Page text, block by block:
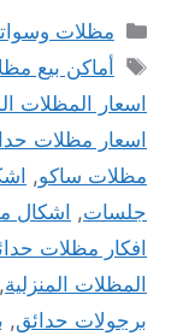
التصنيفات
مظلات
الوسوم
أماكن بيع
اسعار المظلات
اسعار مظلات
مظلات ساكو,
جلسات, اشكال
افكار مظلات
المظلات المنزلية,
برجولات حدائق,